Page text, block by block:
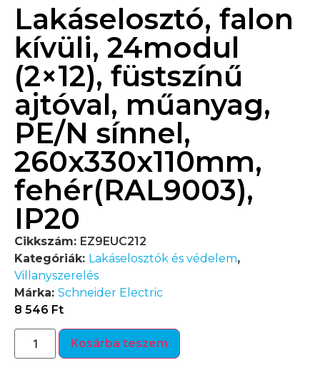
Lakáselosztó, falon
kívüli, 24modul
(2×12), füstszínű
ajtóval, műanyag,
PE/N sínnel,
260x330x110mm,
fehér(RAL9003),
IP20
Cikkszám: EZ9EUC212
Kategóriák: Lakáselosztók és védelem,
Villanyszerelés
Márka: Schneider Electric
8 546 Ft
Kosárba teszem